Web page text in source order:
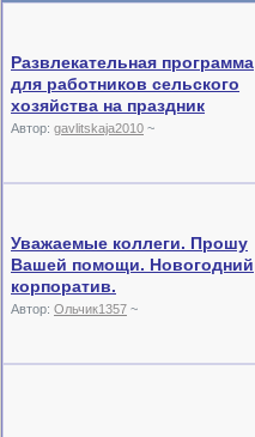
Развлекательная программа
для работников сельского
хозяйства на праздник
Автор: gavlitskaja2010 ~
Уважаемые коллеги. Прошу
Вашей помощи. Новогодний
корпоратив.
Автор: Ольчик1357 ~